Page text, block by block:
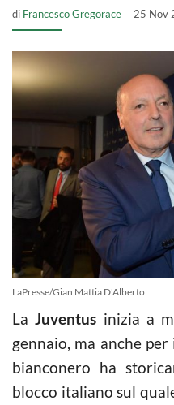
di Francesco Gregorace 25 Nov
LaPresse/Gian Mattia D'Alberto
LaJuventus inizia a
gennaio, ma anche
bianconero ha
blocco italiano sul